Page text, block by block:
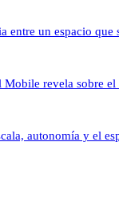
entre un espacio que
revela sobre
autonomía y el